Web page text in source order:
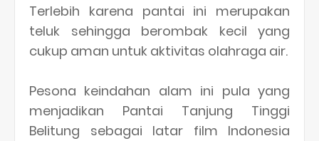
Terlebih karena pantai ini merupakan
teluk sehingga berombak kecil yang
cukup aman untuk aktivitas olahraga air.
Pesona keindahan alam ini pula yang
menjadikan Pantai Tanjung Tinggi
Belitung sebagai latar film Indonesia